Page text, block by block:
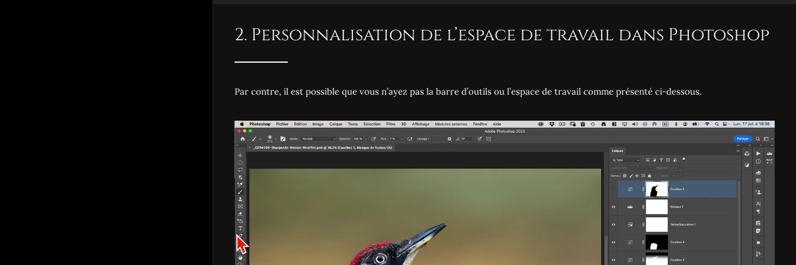
2. Personnalisation de l’espace de travail dans Photoshop
Par contre, il est possible que vous n’ayez pas la barre d’outils ou l’espace de travail comme présenté ci-dessous.